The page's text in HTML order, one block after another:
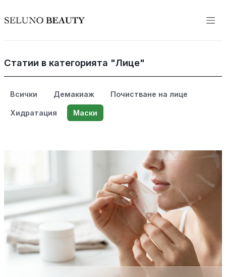
Статии в категорията "Лице"
Всички Демакиаж Почистване на лице
Хидратация Маски